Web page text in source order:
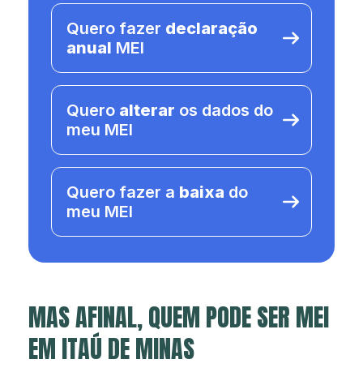
Quero fazer declaração
anual MEI
Quero alterar os dados do
meu MEI
Quero fazer a baixa do
meu MEI
MAS AFINAL, QUEM PODE SER MEI
EM ITAÚ DE MINAS